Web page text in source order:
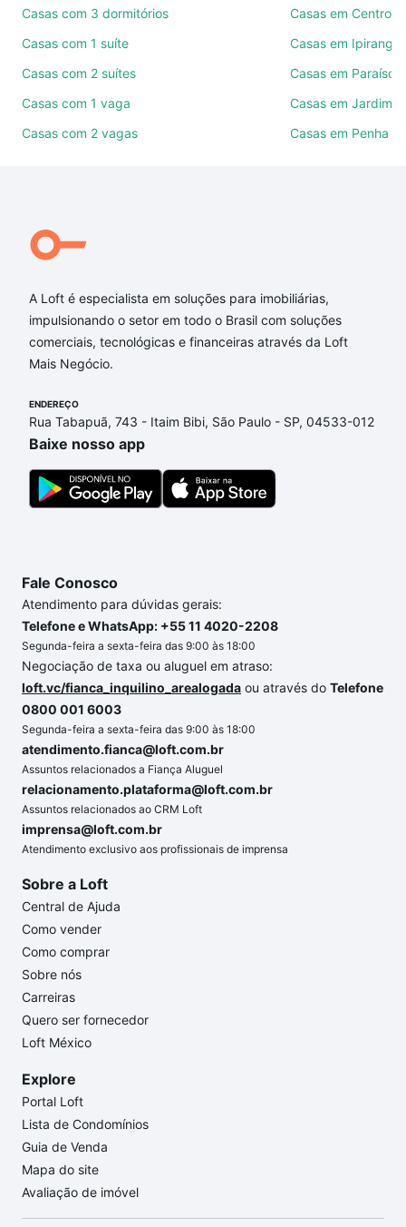
Use barra de busca no topo para pesquisar por
também pode usar os filtros como quantidade de
quartos, suítes, com ou sem vaga de garagem para
combinar perfeitamente com o preço, metragem e
festas ou área verde e encontrar Casas à venda em
Belo Horizonte, MG?
Casas à venda em Mantiqueira, Belo Horizonte, MG
que custam a partir de R$ 0 e com nossas opções
de financiamento imobiliário as parcelas podem se
adequar ao seu orçamento. Se ainda tem alguma
compra, veja em nosso portal
um apartamento
e conte com a gente para comprar
o imóvel dos seus sonhos com segurança e
conforto. Loft, com você até as chaves.
Casas com 3 dormitórios
Casas com 1 suíte
Casas com 2 suítes
Casas com 1 vaga
Casas com 2 vagas
Casas em Centro
Casas em Ipiranga
Casas em Paraíso
Casas em Jardim
Casas em Penha
A Loft é especialista em soluções para imobiliárias,
impulsionando o setor em todo o Brasil com soluções
comerciais, tecnológicas e financeiras através da Loft
Mais Negócio.
ENDEREÇO
Rua Tabapuã, 743 - Itaim Bibi, São Paulo - SP, 04533-012
Baixe nosso app
Fale Conosco
Atendimento para dúvidas gerais:
Telefone e WhatsApp: +55 11 4020-2208
Segunda-feira a sexta-feira das 9:00 às 18:00
Negociação de taxa ou aluguel em atraso:
loft.vc/fianca_inquilino_arealogada ou através do Telefone
0800 001 6003
Segunda-feira a sexta-feira das 9:00 às 18:00
atendimento.fianca@loft.com.br
Assuntos relacionados a Fiança Aluguel
relacionamento.plataforma@loft.com.br
Assuntos relacionados ao CRM Loft
imprensa@loft.com.br
Atendimento exclusivo aos profissionais de imprensa
Sobre a Loft
Central de Ajuda
Como vender
Como comprar
Sobre nós
Carreiras
Quero ser fornecedor
Loft México
Explore
Portal Loft
Lista de Condomínios
Guia de Venda
Mapa do site
Avaliação de imóvel